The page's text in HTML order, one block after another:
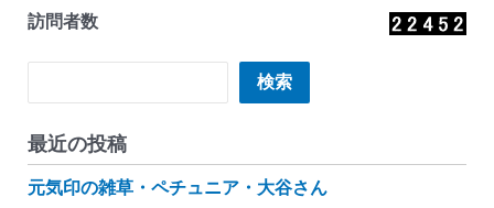
わ
箱
ん
つ
訪問者数
検索
最近の投稿
元気印の雑草・ペチュニア・大谷さん